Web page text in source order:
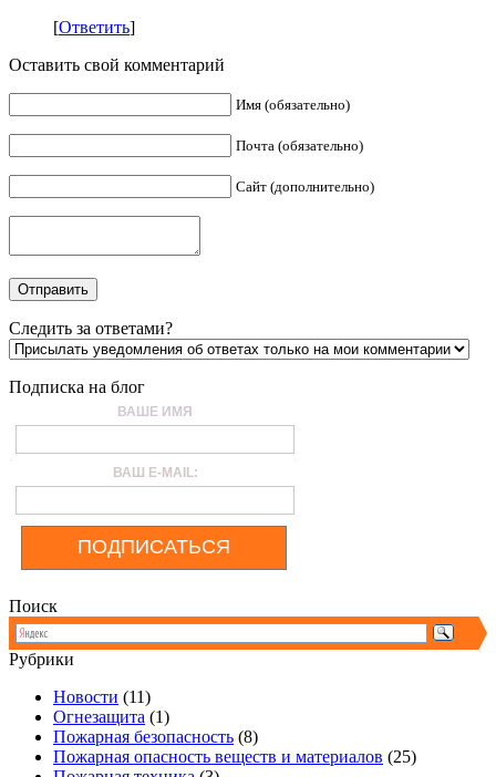
[Ответить]
Оставить свой комментарий
Имя (обязательно)
Почта (обязательно)
Сайт (дополнительно)
Следить за ответами?
Подписка на блог
ВАШЕ ИМЯ
ВАШ E-MAIL:
ПОДПИСАТЬСЯ
Поиск
Рубрики
Новости (11)
Огнезащита (1)
Пожарная безопасность (8)
Пожарная опасность веществ и материалов (25)